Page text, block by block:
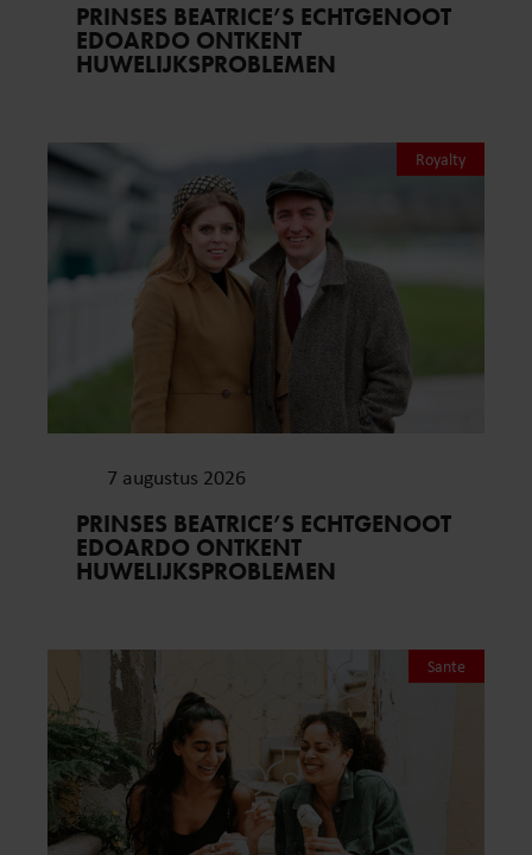
PRINSES BEATRICE’S ECHTGENOOT
EDOARDO ONTKENT
HUWELIJKSPROBLEMEN
Royalty
7 augustus 2026
PRINSES BEATRICE’S ECHTGENOOT
EDOARDO ONTKENT
HUWELIJKSPROBLEMEN
Sante